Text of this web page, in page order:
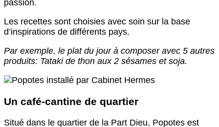
passion.
Les recettes sont choisies avec soin sur la base
d’inspirations de différents pays.
Par exemple, le plat du jour à composer avec 5 autres
produits: Tataki de thon aux 2 sésames et soja.
Un café-cantine de quartier
Situé dans le quartier de la Part Dieu, Popotes est